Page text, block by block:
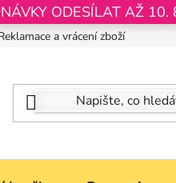
ODESÍLAT AŽ
a vrácení zboží